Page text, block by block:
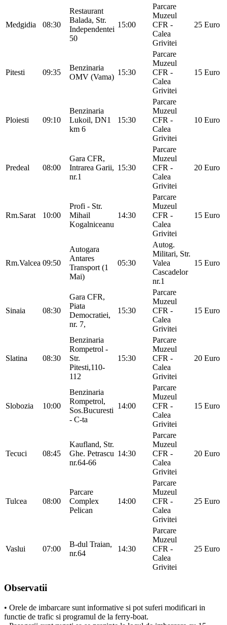
Medgidia 08:30
Restaurant
Balada, Str.
Independentei
50
15:00
Parcare
Muzeul
CFR -
Calea
Grivitei
25 Euro
Pitesti 09:35
Benzinaria
OMV (Vama)
15:30
Parcare
Muzeul
CFR -
Calea
Grivitei
15 Euro
Ploiesti 09:10
Benzinaria
Lukoil, DN1
km 6
15:30
Parcare
Muzeul
CFR -
Calea
Grivitei
10 Euro
Predeal 08:00
Gara CFR,
Intrarea Garii,
nr.1
15:30
Parcare
Muzeul
CFR -
Calea
Grivitei
20 Euro
Rm.Sarat 10:00
Profi - Str.
Mihail
Kogalniceanu
14:30
Parcare
Muzeul
CFR -
Calea
Grivitei
15 Euro
Rm.Valcea 09:50
Autogara
Antares
Transport (1
Mai)
05:30
Autog.
Militari, Str.
Valea
Cascadelor
nr.1
15 Euro
Sinaia 08:30
Gara CFR,
Piata
Democratiei,
nr. 7,
15:30
Parcare
Muzeul
CFR -
Calea
Grivitei
15 Euro
Slatina 08:30
Benzinaria
Rompetrol -
Str.
Pitesti,110-
112
15:30
Parcare
Muzeul
CFR -
Calea
Grivitei
20 Euro
Slobozia 10:00
Benzinaria
Rompetrol,
Sos.Bucuresti
- C-ta
14:00
Parcare
Muzeul
CFR -
Calea
Grivitei
15 Euro
Tecuci 08:45
Kaufland, Str.
Ghe. Petrascu
nr.64-66
14:30
Parcare
Muzeul
CFR -
Calea
Grivitei
20 Euro
Tulcea 08:00
Parcare
Complex
Pelican
14:00
Parcare
Muzeul
CFR -
Calea
Grivitei
25 Euro
Vaslui 07:00
B-dul Traian,
nr.64
14:30
Parcare
Muzeul
CFR -
Calea
Grivitei
25 Euro
Observatii
• Orele de imbarcare sunt informative si pot suferi modificari in
functie de trafic si programul de la ferry-boat.